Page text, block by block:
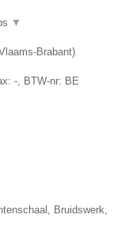
▼
Brabant)
-, BTW-nr: BE
Bruidswerk,